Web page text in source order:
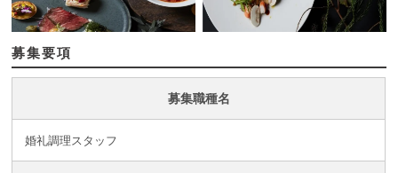
募集要項
募集職種名
婚礼調理スタッフ